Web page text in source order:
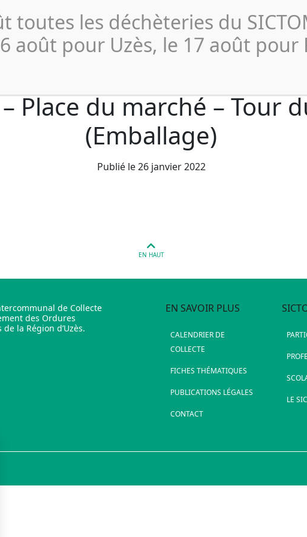
Collecte et
Compostage Déchèterie
Place du marché – Tour
(Emballage)
Publié le 26 janvier 2022
EN HAUT
de Collecte
des Ordures
la Région d’Uzès.
EN SAVOIR PLUS
CALENDRIER DE
COLLECTE
FICHES THÉMATIQUES
PUBLICATIONS LÉGALES
CONTACT
LE
toutes les déchèteries du
août pour Uzès, le 17 août pour